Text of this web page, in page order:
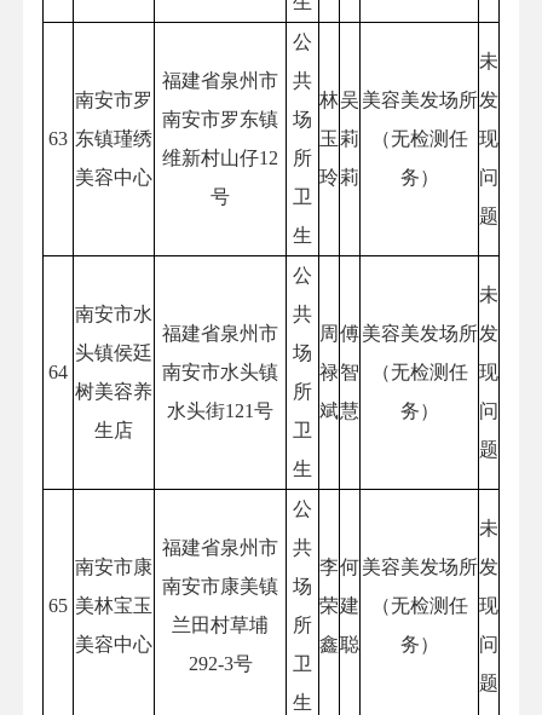
63
南安市罗
东镇瑾绣
美容中心
福建省泉州市
南安市罗东镇
维新村山仔12
号
公
共
场
所
卫
生
林
玉
玲
吴
莉
莉
美容美发场所
（无检测任
务）
未
发
现
问
题
64
南安市水
头镇侯廷
树美容养
生店
福建省泉州市
南安市水头镇
水头街121号
公
共
场
所
卫
生
周
禄
斌
傅
智
慧
美容美发场所
（无检测任
务）
未
发
现
问
题
65
南安市康
美林宝玉
美容中心
福建省泉州市
南安市康美镇
兰田村草埔
292-3号
公
共
场
所
卫
生
李
荣
鑫
何
建
聪
美容美发场所
（无检测任
务）
未
发
现
问
题